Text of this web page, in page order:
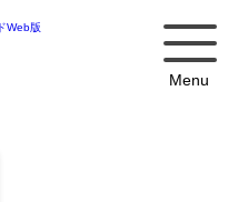
Menu
Web版